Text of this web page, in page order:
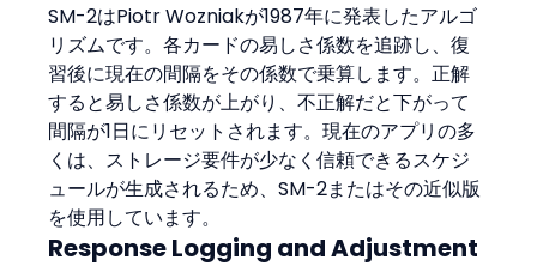
SM-2はPiotr Wozniakが1987年に発表したアルゴ
リズムです。各カードの易しさ係数を追跡し、復
習後に現在の間隔をその係数で乗算します。正解
すると易しさ係数が上がり、不正解だと下がって
間隔が1日にリセットされます。現在のアプリの多
くは、ストレージ要件が少なく信頼できるスケジ
ュールが生成されるため、SM-2またはその近似版
を使用しています。
Response Logging and Adjustment